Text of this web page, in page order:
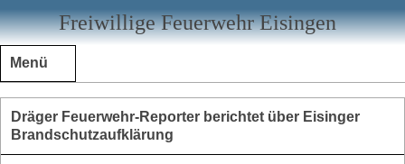
Freiwillige Feuerwehr Eisingen
Menü
Dräger Feuerwehr-Reporter berichtet über Eisinger
Brandschutzaufklärung